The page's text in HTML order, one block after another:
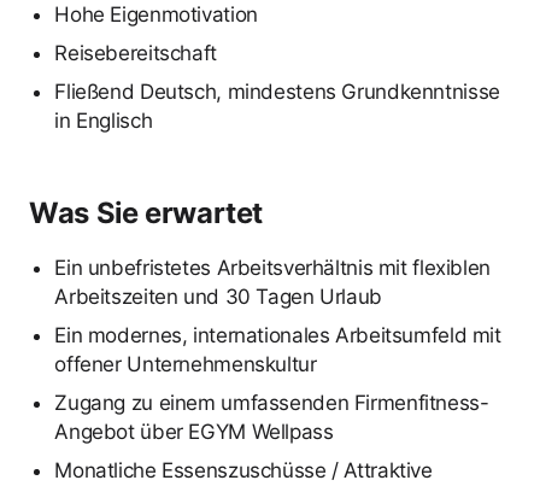
Hohe Eigenmotivation
Reisebereitschaft
Fließend Deutsch, mindestens Grundkenntnisse
in Englisch
Was Sie erwartet
Ein unbefristetes Arbeitsverhältnis mit flexiblen
Arbeitszeiten und 30 Tagen Urlaub
Ein modernes, internationales Arbeitsumfeld mit
offener Unternehmenskultur
Zugang zu einem umfassenden Firmenfitness-
Angebot über EGYM Wellpass
Monatliche Essenszuschüsse / Attraktive